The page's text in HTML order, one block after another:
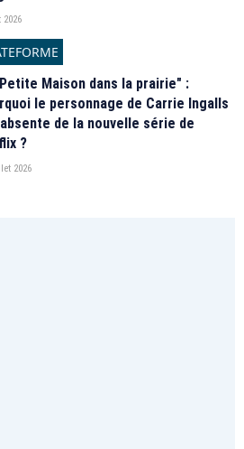
2026
Maison dans la prairie" :
le personnage de Carrie Ingalls
de la nouvelle série de
?
2026